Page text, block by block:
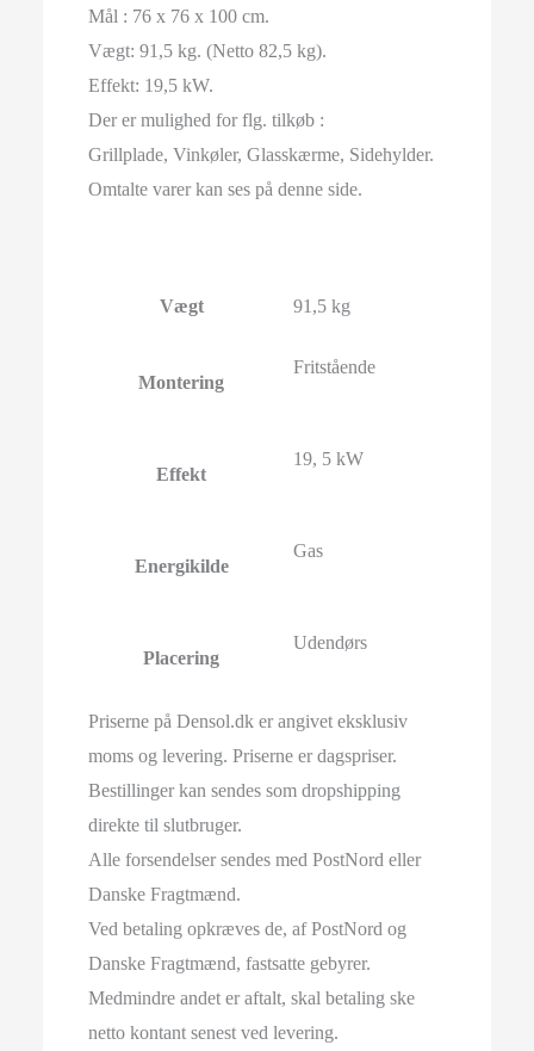
Mål : 76 x 76 x 100 cm.
Vægt: 91,5 kg. (Netto 82,5 kg).
Effekt: 19,5 kW.
Der er mulighed for flg. tilkøb :
Grillplade, Vinkøler, Glasskærme, Sidehylder.
Omtalte varer kan ses på denne side.
Vægt 91,5 kg
Montering
Fritstående
Effekt
19, 5 kW
Energikilde
Gas
Placering
Udendørs
Priserne på Densol.dk er angivet eksklusiv
moms og levering. Priserne er dagspriser.
Bestillinger kan sendes som dropshipping
direkte til slutbruger.
Alle forsendelser sendes med PostNord eller
Danske Fragtmænd.
Ved betaling opkræves de, af PostNord og
Danske Fragtmænd, fastsatte gebyrer.
Medmindre andet er aftalt, skal betaling ske
netto kontant senest ved levering.